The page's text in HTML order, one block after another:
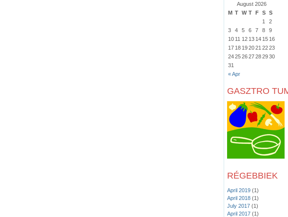
August 2026
M T W T F S S
« Apr
1
2
3
4 5 6 7 8
9
10 11 12 13 14 15 16
17 18 192021 2223
24252627282930
31
GASZTRO
RÉGEBBIEK
April 2019 (1)
April 2018 (1)
July 2017 (1)
April 2017 (1)